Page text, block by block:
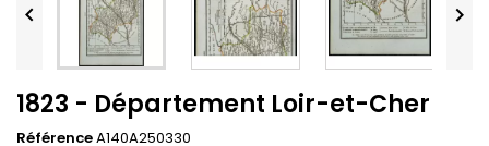
 
1823 - Département Loir-et-Cher
RéférenceA140A250330